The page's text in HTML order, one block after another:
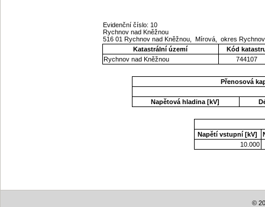
Evidenční číslo: 10
Rychnov nad Kněžnou
516 01 Rychnov nad Kněžnou, Mírová, okres
Katastrální území
Kód
Rychnov nad Kněžnou
744107
Přenosová
Napětová hladina [kV]
Napětí vstupní [kV]
10.000
©